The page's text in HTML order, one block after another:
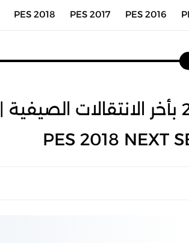
PES 2016
PES 2017
PES 2018
أقوي باتش لموسم 2026 لبيس 2018 بأخر الانتقالات الصيفية |
PES 2018 NEXT